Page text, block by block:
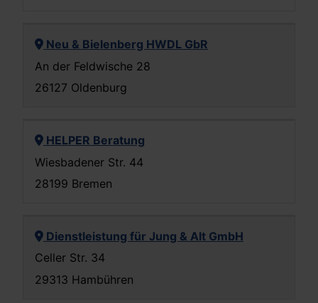
Neu & Bielenberg HWDL GbR
An der Feldwische 28
26127 Oldenburg
HELPER Beratung
Wiesbadener Str. 44
28199 Bremen
Dienstleistung für Jung & Alt GmbH
Celler Str. 34
29313 Hambühren